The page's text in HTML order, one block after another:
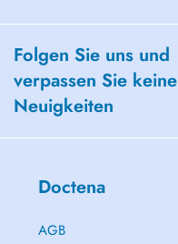
Folgen Sie uns und
verpassen Sie keine
Neuigkeiten
Doctena
AGB